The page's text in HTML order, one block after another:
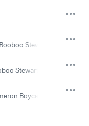
Booboo Stewart
Stewart
Boyce